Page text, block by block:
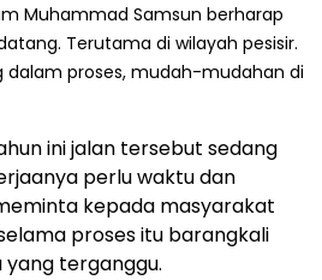
Muhammad Samsun berharap
Terutama di wilayah pesisir.
dalam proses, mudah-mudahan di
ini jalan tersebut sedang
perlu waktu dan
kepada masyarakat
proses itu barangkali
terganggu.